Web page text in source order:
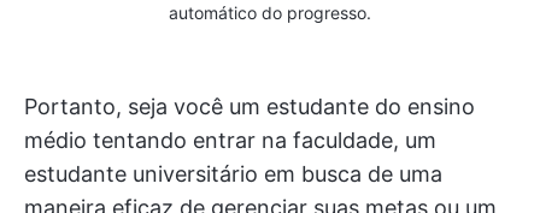
automático do progresso.
Portanto, seja você um estudante do ensino
médio tentando entrar na faculdade, um
estudante universitário em busca de uma
maneira eficaz de gerenciar suas metas ou um